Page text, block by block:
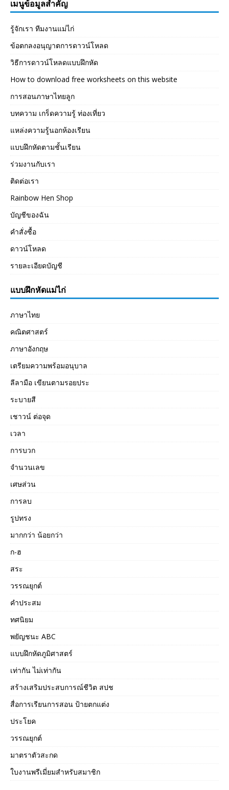
เมนูข้อมูลสำคัญ
รู้จักเรา ทีมงานแม่ไก่
ข้อตกลงอนุญาตการดาวน์โหลด
วิธีการดาวน์โหลดแบบฝึกหัด
How to download free worksheets on this website
การสอนภาษาไทยลูก
บทความ เกร็ดความรู้ ท่องเที่ยว
แหล่งความรู้นอกห้องเรียน
แบบฝึกหัดตามชั้นเรียน
ร่วมงานกับเรา
ติดต่อเรา
Rainbow Hen Shop
บัญชีของฉัน
คำสั่งซื้อ
ดาวน์โหลด
รายละเอียดบัญชี
แบบฝึกหัดแม่ไก่
ภาษาไทย
คณิตศาสตร์
ภาษาอังกฤษ
เตรียมความพร้อมอนุบาล
ลีลามือ เขียนตามรอยประ
ระบายสี
เชาวน์ ต่อจุด
เวลา
การบวก
จำนวนเลข
เศษส่วน
การลบ
รูปทรง
มากกว่า น้อยกว่า
ก-ฮ
สระ
วรรณยุกต์
คำประสม
ทศนิยม
พยัญชนะ ABC
แบบฝึกหัดภูมิศาสตร์
เท่ากัน ไม่เท่ากัน
สร้างเสริมประสบการณ์ชีวิต สปช
สื่อการเรียนการสอน ป้ายตกแต่ง
ประโยค
วรรณยุกต์
มาตราตัวสะกด
ใบงานพรีเมี่ยมสำหรับสมาชิก